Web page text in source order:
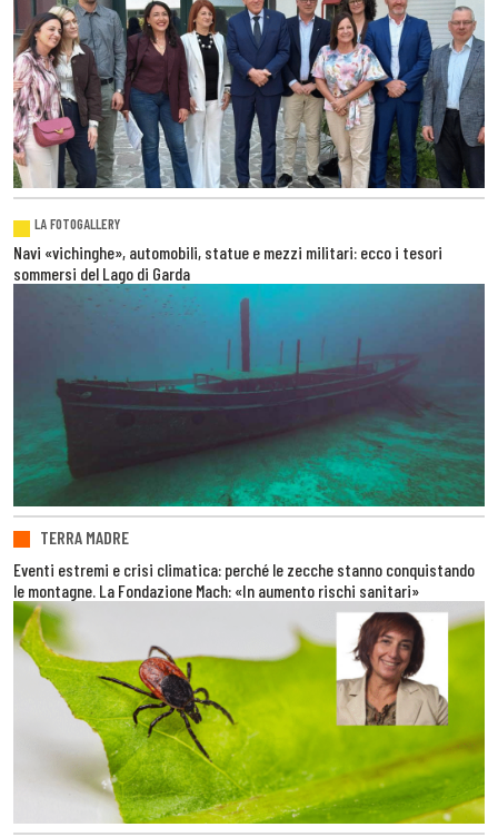
LA FOTOGALLERY
Navi «vichinghe», automobili, statue e mezzi militari: ecco i tesori
sommersi del Lago di Garda
TERRA MADRE
Eventi estremi e crisi climatica: perché le zecche stanno conquistando
le montagne. La Fondazione Mach: «In aumento rischi sanitari»